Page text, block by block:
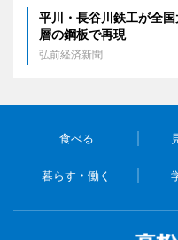
平川・長谷川鉄工が全
層の鋼板で再現
弘前経済新聞
食べる
暮らす・働く